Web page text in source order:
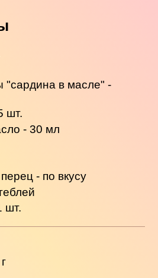
"сардина в масле" -
шт.
- 30 мл
- по вкусу
шт.